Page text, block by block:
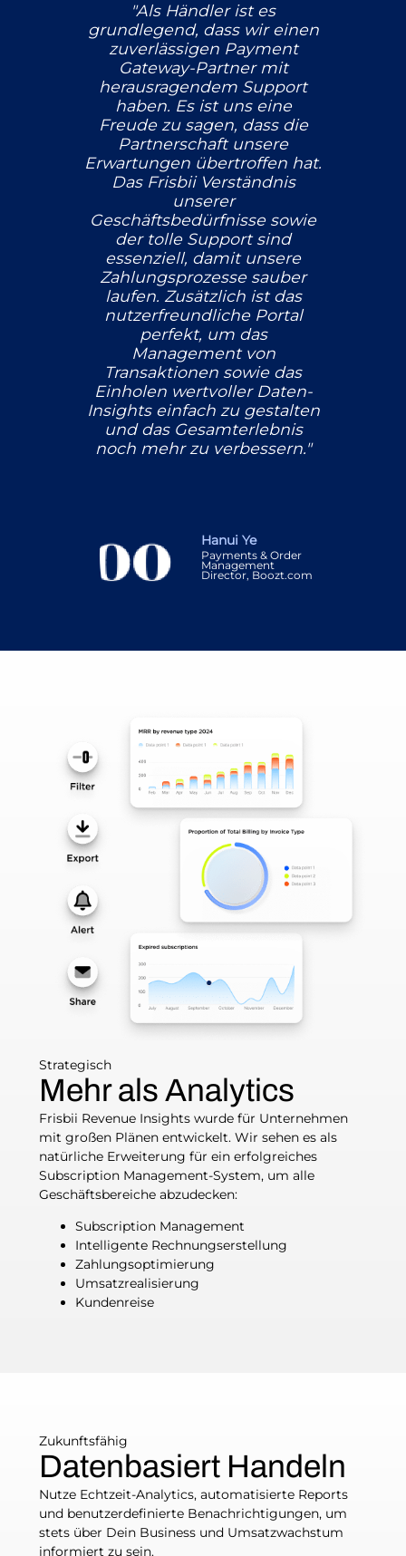
"Als Händler ist es
grundlegend, dass wir einen
zuverlässigen Payment
Gateway-Partner mit
herausragendem Support
haben. Es ist uns eine
Freude zu sagen, dass die
Partnerschaft unsere
Erwartungen übertroffen hat.
Das Frisbii Verständnis
unserer
Geschäftsbedürfnisse sowie
der tolle Support sind
essenziell, damit unsere
Zahlungsprozesse sauber
laufen. Zusätzlich ist das
nutzerfreundliche Portal
perfekt, um das
Management von
Transaktionen sowie das
Einholen wertvoller Daten-
Insights einfach zu gestalten
und das Gesamterlebnis
noch mehr zu verbessern."
Hanui Ye
Payments & Order
Management
Director, Boozt.com
Strategisch
Mehr als Analytics
Frisbii Revenue Insights wurde für Unternehmen
mit großen Plänen entwickelt. Wir sehen es als
natürliche Erweiterung für ein erfolgreiches
Subscription Management-System, um alle
Geschäftsbereiche abzudecken:
Subscription Management
Intelligente Rechnungserstellung
Zahlungsoptimierung
Umsatzrealisierung
Kundenreise
Zukunftsfähig
Datenbasiert Handeln
Nutze Echtzeit-Analytics, automatisierte Reports
und benutzerdefinierte Benachrichtigungen, um
stets über Dein Business und Umsatzwachstum
informiert zu sein.